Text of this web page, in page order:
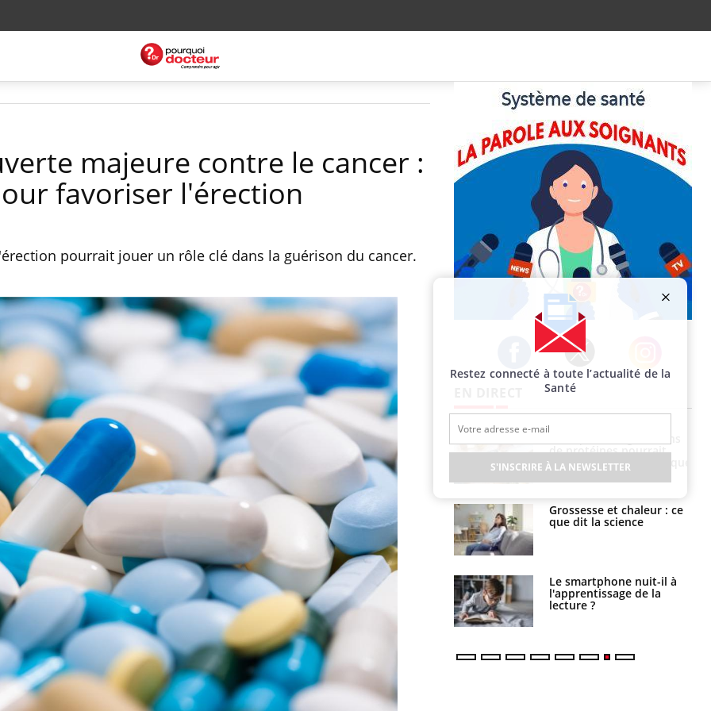
majeure contre le cancer :
favoriser l'érection
pourrait jouer un rôle clé dans la guérison du cancer.
Facebook Twitter Instagram
Cytomégalovirus : ce qui
change dans la prise en
charge des femmes
enceintes
La sieste empêche-t-elle
de dormir la nuit ?
VIH : la fin du comprimé
tous les jours se profile-t-
elle enfin ?
Pourquoi votre ventre
gâche-t-il les premiers
jours de vos vacances ?
Fortes chaleurs :
pourquoi le risque de
noyade grimpe-t-il ?
Le Viagra pourrait-il
freiner la propagation du
cancer ?
de protéines pourrait
finalement être bénéfique
Grossesse et chaleur : ce
que dit la science
Le smartphone nuit-il à
l'apprentissage de la
lecture ?
Restez connecté à toute l’actualité de la
Santé
S'INSCRIRE À LA NEWSLETTER